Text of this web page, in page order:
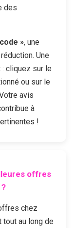
des
», une
Une
cliquez sur le
ou sur le
avis
à
!
offres
chez
au long de